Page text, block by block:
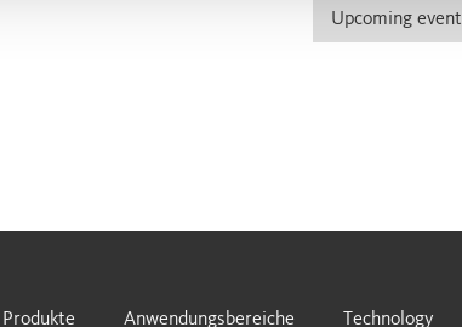
Upcoming event
Produkte Anwendungsbereiche Technology